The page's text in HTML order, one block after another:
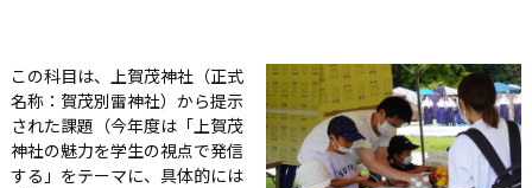
この科目は、上賀茂神社（正式
名称：賀茂別雷神社）から提示
された課題（今年度は「上賀茂
神社の魅力を学生の視点で発信
する」をテーマに、具体的には